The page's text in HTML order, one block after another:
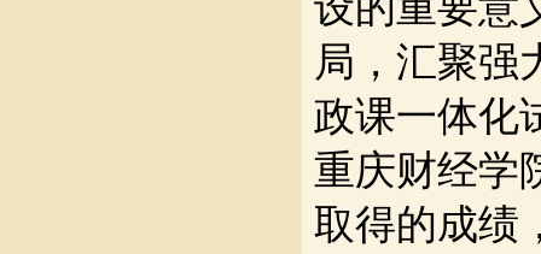
局，汇聚强
政课一体化
重庆财经学
取得的成绩